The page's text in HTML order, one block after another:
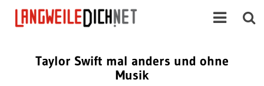
Taylor Swift mal anders und ohne
Musik